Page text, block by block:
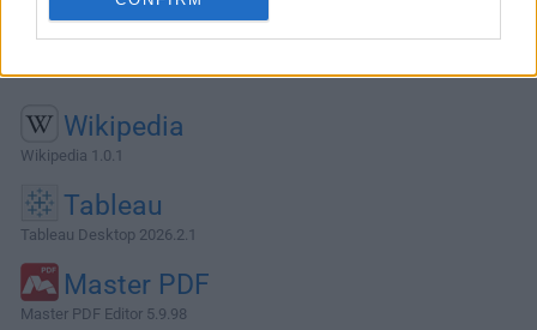
Wikipedia
Wikipedia 1.0.1
Tableau
Tableau Desktop 2026.2.1
Master PDF
Master PDF Editor 5.9.98